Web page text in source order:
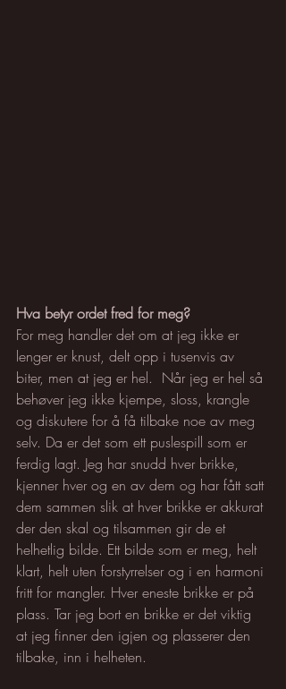
Hva betyr ordet fred for meg?
For meg handler det om at jeg ikke er
lenger er knust, delt opp i tusenvis av
biter, men at jeg er hel.  Når jeg er hel så
behøver jeg ikke kjempe, sloss, krangle
og diskutere for å få tilbake noe av meg
selv. Da er det som ett puslespill som er
ferdig lagt. Jeg har snudd hver brikke,
kjenner hver og en av dem og har fått satt
dem sammen slik at hver brikke er akkurat
der den skal og tilsammen gir de et
helhetlig bilde. Ett bilde som er meg, helt
klart, helt uten forstyrrelser og i en harmoni
fritt for mangler. Hver eneste brikke er på
plass. Tar jeg bort en brikke er det viktig
at jeg finner den igjen og plasserer den
tilbake, inn i helheten.